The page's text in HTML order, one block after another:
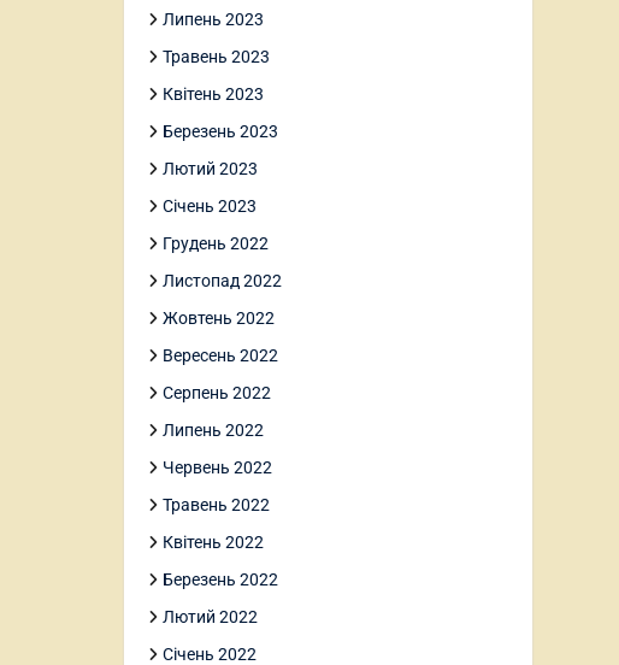
Липень 2023
Травень 2023
Квітень 2023
Березень 2023
Лютий 2023
Січень 2023
Грудень 2022
Листопад 2022
Жовтень 2022
Вересень 2022
Серпень 2022
Липень 2022
Червень 2022
Травень 2022
Квітень 2022
Березень 2022
Лютий 2022
Січень 2022